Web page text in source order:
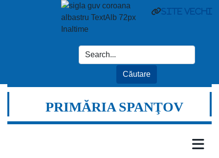
site vechi
PRIMĂRIA SPANŢOV